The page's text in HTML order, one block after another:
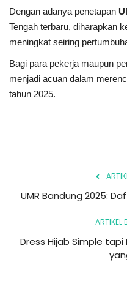
Dengan adanya penetapan
Tengah terbaru, diharapkan
meningkat seiring
Bagi para pekerja maupun
menjadi acuan dalam
tahun 2025.
UMR Bandung 2025:
ARTIKEL
Dress Hijab Simple tapi